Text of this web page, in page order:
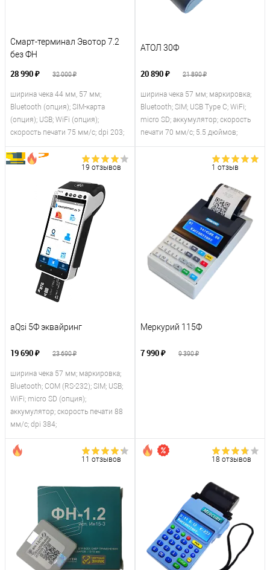
Смарт-терминал Эвотор 7.2
без ФН
28 990 ₽ 32 000 ₽
ширина чека 44 мм, 57 мм;
Bluetooth (опция); SIM-карта
(опция); USB; WiFi (опция);
скорость печати 75 мм/с; dpi 203;
АТОЛ 30Ф
20 890 ₽ 21 890 ₽
ширина чека 57 мм; маркировка;
Bluetooth; SIM; USB Type С; WiFi;
micro SD; аккумулятор; скорость
печати 70 мм/с; 5.5 дюймов;
19 отзывов
aQsi 5Ф эквайринг
19 690 ₽ 23 690 ₽
ширина чека 57 мм; маркировка;
Bluetooth; COM (RS-232); SIM; USB;
WiFi; micro SD (опция);
аккумулятор; скорость печати 88
мм/с; dpi 384;
1 отзыв
Меркурий 115Ф
7 990 ₽ 9 390 ₽
11 отзывов 18 отзывов